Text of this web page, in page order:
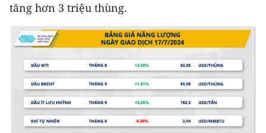
E-Magazine
Video
Media Chính trị
Media Kinh tế
Media Văn hóa
tăng hơn 3 triệu thùng.